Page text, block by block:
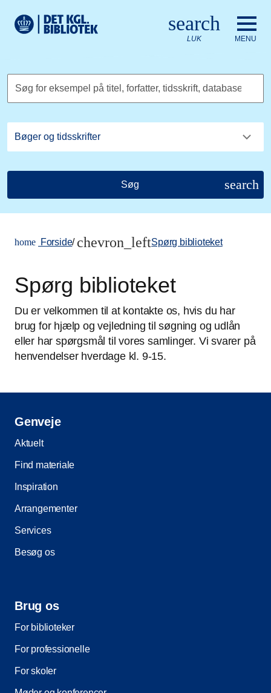
Det Kongelige Biblioteks logo. Gå til Det Kongelige
search
LUK MENU
Søg for eksempel på titel, forfatter, tidsskrift, database
Søg search
home Forside/ chevron_leftSpørg biblioteket
Spørg biblioteket
Du er velkommen til at kontakte os, hvis du har
brug for hjælp og vejledning til søgning og udlån
eller har spørgsmål til vores samlinger. Vi svarer på
henvendelser hverdage kl. 9-15.
Genveje
Aktuelt
Find materiale
Inspiration
Arrangementer
Services
Besøg os
Brug os
For biblioteker
For professionelle
For skoler